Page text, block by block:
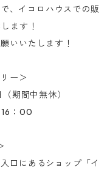
、イコロハウスでの販
ます！
いいたします！
ー＞
期間中無休）
：00
口にあるショップ「イ